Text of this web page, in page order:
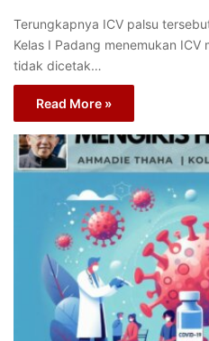
Terungkapnya ICV palsu
Kelas I Padang menemukan
tidak dicetak…
Read More »